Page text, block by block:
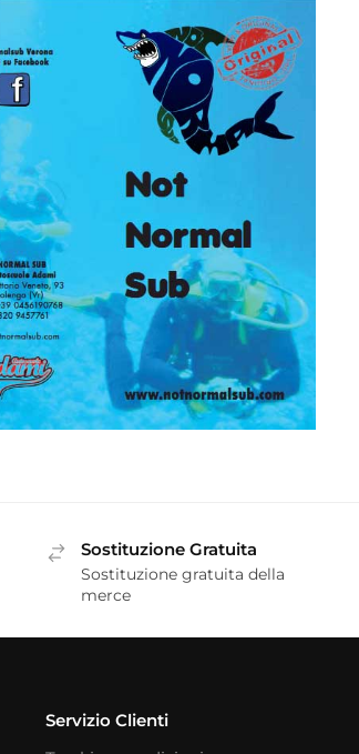
Sostituzione Gratuita
Sostituzione gratuita della
merce
Servizio Clienti